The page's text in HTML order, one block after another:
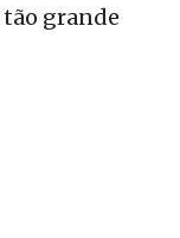
tão grande